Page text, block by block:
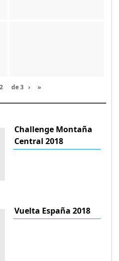
de3 › »
Challenge Montaña
Central 2018
Vuelta España 2018